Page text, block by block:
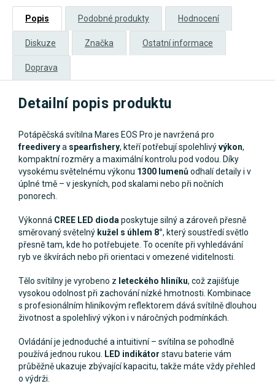
Popis Podobné produkty Hodnocení
Diskuze Značka Ostatní informace
Doprava
Detailní popis produktu
Potápěčská svítilna Mares EOS Pro je navržená pro
freediverya spearfishery, kteří potřebují spolehlivývýkon,
kompaktní rozměry a maximální kontrolu pod vodou. Díky
vysokému světelnému výkonu 1300 lumenůodhalí detaily i v
úplné tmě – v jeskyních, pod skalami nebo při nočních
ponorech.
Výkonná CREE LED dioda poskytuje silný a zároveň přesně
směrovaný světelný kužel s úhlem 8°, který soustředí světlo
přesně tam, kde ho potřebujete. To oceníte při vyhledávání
ryb ve škvírách nebo při orientaci v omezené viditelnosti.
Tělo svítilny je vyrobeno z leteckého hliníku, což zajišťuje
vysokou odolnost při zachování nízké hmotnosti. Kombinace
s profesionálním hliníkovým reflektorem dává svítilně dlouhou
životnost a spolehlivý výkon i v náročných podmínkách.
Ovládání je jednoduché a intuitivní – svítilna se pohodlně
používá jednou rukou.
LED indikátor stavu baterie vám
průběžně ukazuje zbývající kapacitu, takže máte vždy přehled
o výdrži.